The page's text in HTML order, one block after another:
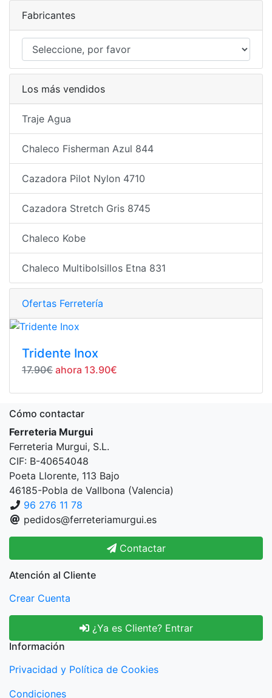
Fabricantes
Los más vendidos
Traje Agua
Chaleco Fisherman Azul 844
Cazadora Pilot Nylon 4710
Cazadora Stretch Gris 8745
Chaleco Kobe
Chaleco Multibolsillos Etna 831
Ofertas Ferretería
Tridente Inox
17.90€ ahora 13.90€
Cómo contactar
Ferreteria Murgui
Ferreteria Murgui, S.L.
CIF: B-40654048
Poeta Llorente, 113 Bajo
46185-Pobla de Vallbona (Valencia)
96 276 11 78
pedidos@ferreteriamurgui.es
Contactar
Atención al Cliente
Crear Cuenta
¿Ya es Cliente? Entrar
Información
Privacidad y Política de Cookies
Condiciones